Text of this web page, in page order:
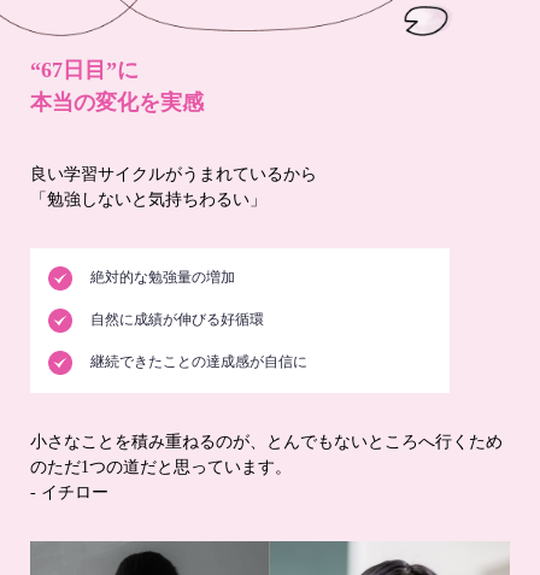
“67日目”に
本当の変化を実感
良い学習サイクルがうまれているから
「勉強しないと気持ちわるい」
絶対的な勉強量の増加
自然に成績が伸びる好循環
継続できたことの達成感が自信に
小さなことを積み重ねるのが、とんでもないところへ行くため
のただ1つの道だと思っています。
- イチロー